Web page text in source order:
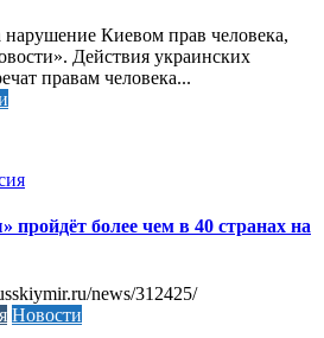
Киевом прав человека,
Действия украинских
правам человека...
пройдёт более чем в 40 странах на
news/312425/
Новости